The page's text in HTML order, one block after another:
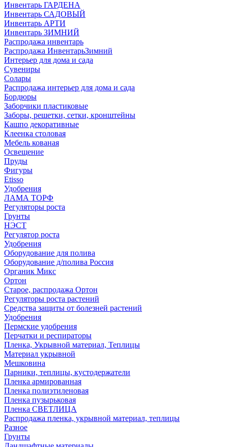
Инвентарь ГАРДЕНА
Инвентарь САДОВЫЙ
Инвентарь АРТИ
Инвентарь ЗИМНИЙ
Распродажа инвентарь
Распродажа ИнвентарьЗимний
Интерьер для дома и сада
Сувениры
Солары
Распродажа интерьер для дома и сада
Бордюры
Заборчики пластиковые
Заборы, решетки, сетки, кронштейны
Кашпо декоративные
Клеенка столовая
Мебель кованая
Освещение
Пруды
Фигуры
Etisso
Удобрения
ЛАМА ТОРФ
Регуляторы роста
Грунты
НЭСТ
Регулятор роста
Удобрения
Оборудование для полива
Оборудование д/полива Россия
Органик Микс
Ортон
Старое, распродажа Ортон
Регуляторы роста растений
Средства защиты от болезней растений
Удобрения
Пермские удобрения
Перчатки и респираторы
Пленка, Укрывной материал, Теплицы
Материал укрывной
Мешковина
Парники, теплицы, кустодержатели
Пленка армированная
Пленка полиэтиленовая
Пленка пузырьковая
Пленка СВЕТЛИЦА
Распродажа пленка, укрывной материал, теплицы
Разное
Грунты